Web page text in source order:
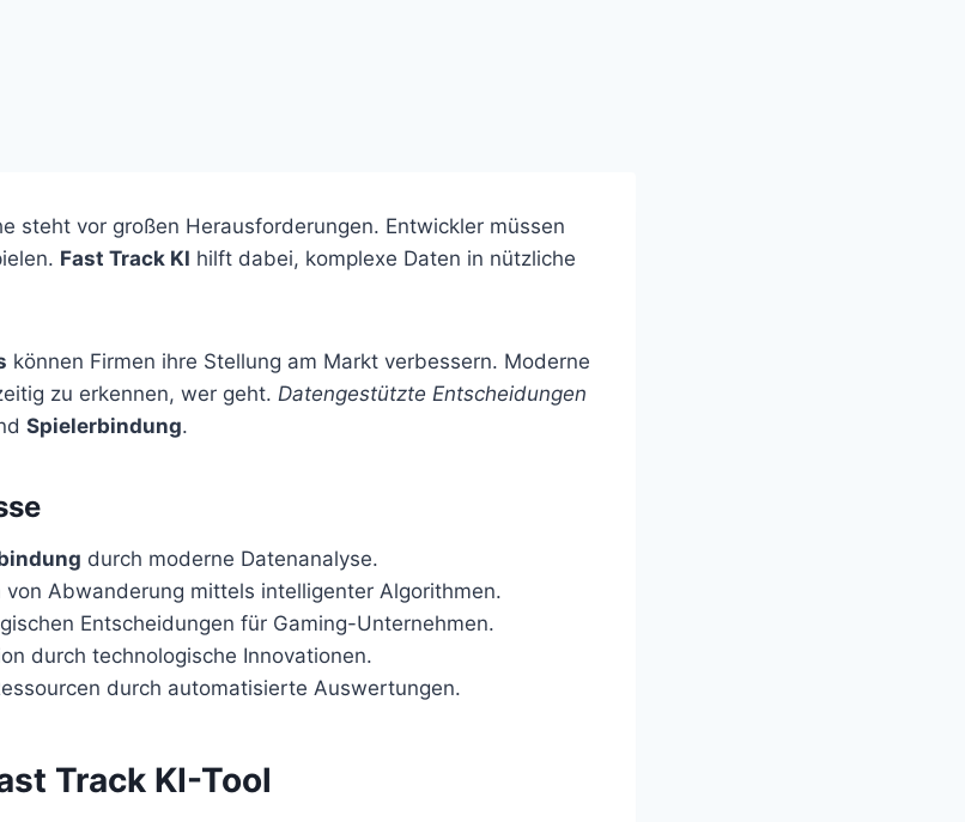
steht vor großen Herausforderungen. Entwickler müssen
Fast Track KI hilft dabei, komplexe Daten in nützliche
können Firmen ihre Stellung am Markt verbessern. Moderne
zu erkennen, wer geht. Datengestützte Entscheidungen
Spielerbindung.
durch moderne Datenanalyse.
Abwanderung mittels intelligenter Algorithmen.
Entscheidungen für Gaming-Unternehmen.
durch technologische Innovationen.
durch automatisierte Auswertungen.
Track KI-Tool